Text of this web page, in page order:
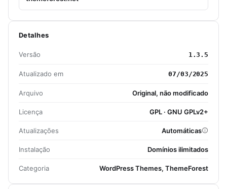
Detalhes
Versão 1.3.5
Atualizado em 07/03/2025
Arquivo Original, não modificado
Licença GPL · GNU GPLv2+
Atualizações Automáticas
Instalação Domínios ilimitados
Categoria WordPress Themes, ThemeForest